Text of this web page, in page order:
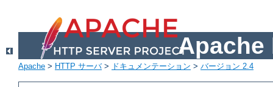
Apache
Apache > HTTP サーバ> ドキュメンテーション > バージョン 2.4